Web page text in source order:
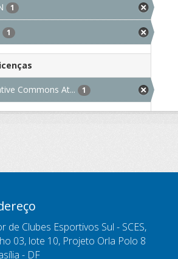
1
1
Commons At... 1
de Clubes Esportivos Sul - SCES,
03, lote 10, Projeto Orla Polo 8
- DF